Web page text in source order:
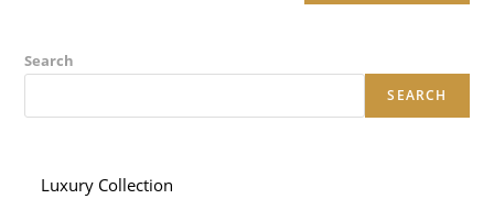
Search
SEARCH
Luxury Collection